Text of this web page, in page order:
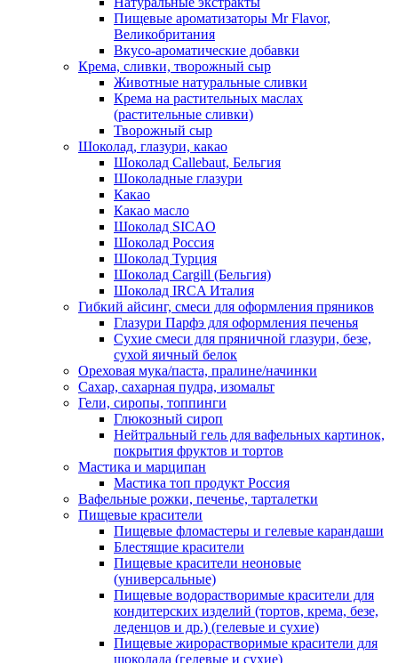
Пищевые ароматизаторы Mr Flavor,
Великобритания
Вкусо-ароматические добавки
Крема, сливки, творожный сыр
Животные натуральные сливки
Крема на растительных маслах
(растительные сливки)
Творожный сыр
Шоколад, глазури, какао
Шоколад Callebaut, Бельгия
Шоколадные глазури
Какао
Какао масло
Шоколад SICAO
Шоколад Россия
Шоколад Турция
Шоколад Cargill (Бельгия)
Шоколад IRCA Италия
Гибкий айсинг, смеси для оформления пряников
Глазури Парфэ для оформления печенья
Сухие смеси для пряничной глазури, безе,
сухой яичный белок
Ореховая мука/паста, пралине/начинки
Сахар, сахарная пудра, изомальт
Гели, сиропы, топпинги
Глюкозный сироп
Нейтральный гель для вафельных картинок,
покрытия фруктов и тортов
Мастика и марципан
Мастика топ продукт Россия
Вафельные рожки, печенье, тарталетки
Пищевые красители
Пищевые фломастеры и гелевые карандаши
Блестящие красители
Пищевые красители неоновые
(универсальные)
Пищевые водорастворимые красители для
кондитерских изделий (тортов, крема, безе,
леденцов и др.) (гелевые и сухие)
Пищевые жирорастворимые красители для
шоколада (гелевые и сухие)